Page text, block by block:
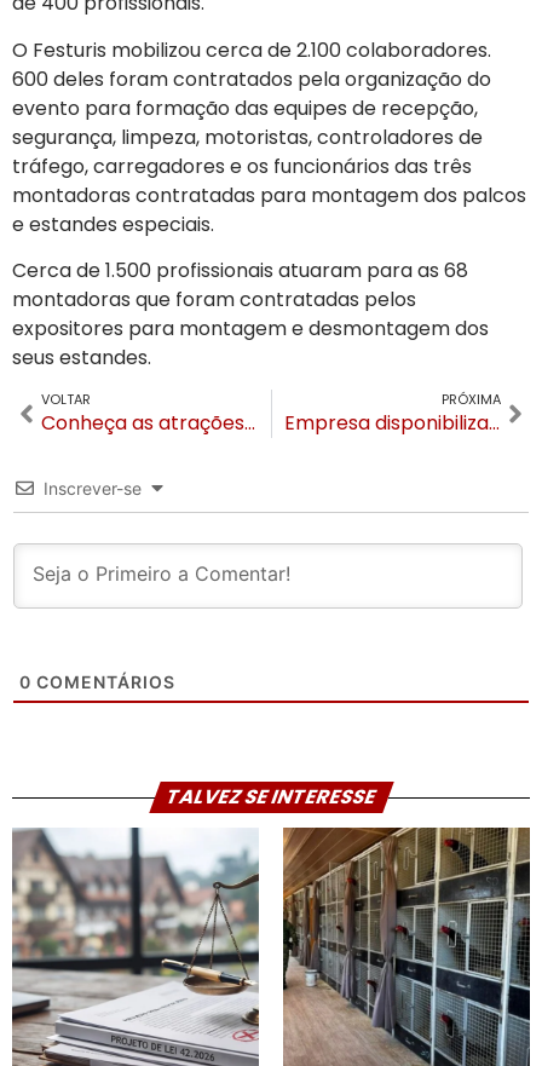
O Festuris mobilizou cerca de 2.100 colaboradores.
600 deles foram contratados pela organização do
evento para formação das equipes de recepção,
segurança, limpeza, motoristas, controladores de
tráfego, carregadores e os funcionários das três
montadoras contratadas para montagem dos palcos
e estandes especiais.
Cerca de 1.500 profissionais atuaram para as 68
montadoras que foram contratadas pelos
expositores para montagem e desmontagem dos
seus estandes.
VOLTAR
Conheça as atrações gratuitas do Natal Luz de Gramado
PRÓXIMA
Empresa disponibiliza dezenas de novos patinetes elétricos em Gramado e Canela
Inscrever-se
0 COMENTÁRIOS
TALVEZ SE INTERESSE